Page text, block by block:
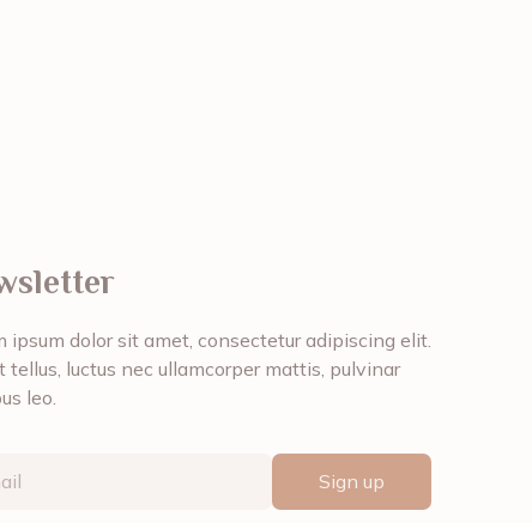
ipsum dolor sit amet, consectetur adipiscing elit.
tellus, luctus nec ullamcorper mattis, pulvinar
leo.
Sign up